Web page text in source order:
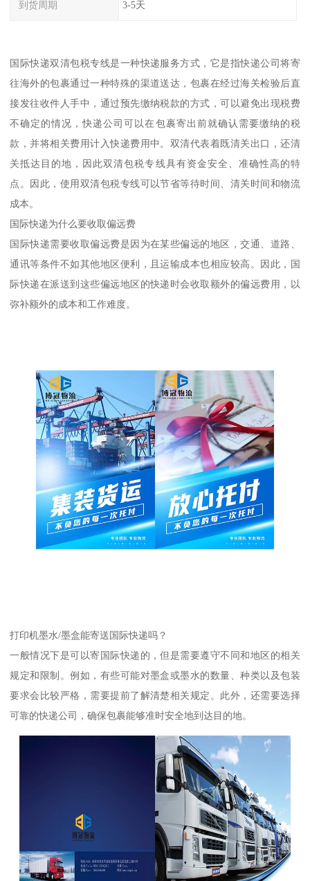
到货周期 3-5天
国际快递双清包税专线是一种快递服务方式，它是指快递公司将寄
往海外的包裹通过一种特殊的渠道送达，包裹在经过海关检验后直
接发往收件人手中，通过预先缴纳税款的方式，可以避免出现税费
不确定的情况，快递公司可以在包裹寄出前就确认需要缴纳的税
款，并将相关费用计入快递费用中。双清代表着既清关出口，还清
关抵达目的地，因此双清包税专线具有资金安全、准确性高的特
点。因此，使用双清包税专线可以节省等待时间、清关时间和物流
成本。
国际快递为什么要收取偏远费
国际快递需要收取偏远费是因为在某些偏远的地区，交通、道路、
通讯等条件不如其他地区便利，且运输成本也相应较高。因此，国
际快递在派送到这些偏远地区的快递时会收取额外的偏远费用，以
弥补额外的成本和工作难度。
打印机墨水/墨盒能寄送国际快递吗？
一般情况下是可以寄国际快递的，但是需要遵守不同和地区的相关
规定和限制。例如，有些可能对墨盒或墨水的数量、种类以及包装
要求会比较严格，需要提前了解清楚相关规定。此外，还需要选择
可靠的快递公司，确保包裹能够准时安全地到达目的地。